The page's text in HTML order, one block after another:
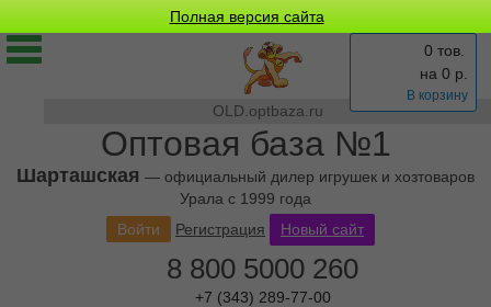
Полная версия сайта
OLD.optbaza.ru
Оптовая база №1
Шарташская — официальный дилер игрушек и хозтоваров
Урала с 1999 года
0 тов.
на 0 р.
В корзину
Войти Регистрация Новый сайт
8 800 5000 260
+7 (343) 289-77-00